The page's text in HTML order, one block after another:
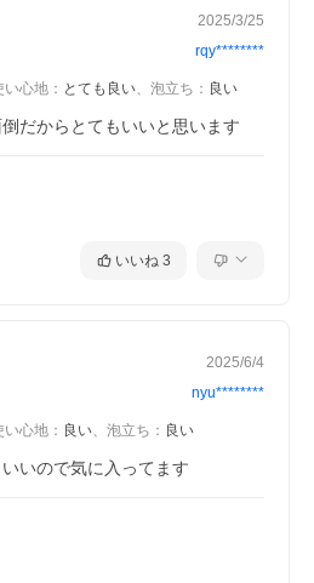
2025/3/25
rqy********
い心地 ： とても良い、 泡立ち ： 良い
いいね 3
2025/6/4
nyu********
い心地 ： 良い、 泡立ち ： 良い